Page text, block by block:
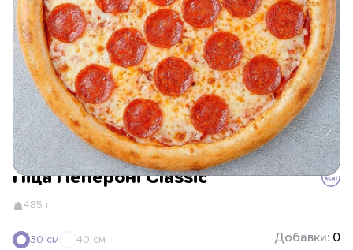
Піца Пепероні Classic
485 г
30 см 40 см Добавки: 0